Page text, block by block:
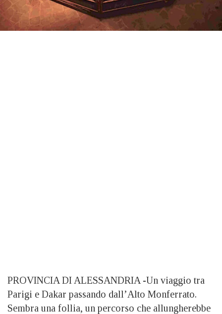
PROVINCIA DI ALESSANDRIA -Un viaggio tra
Parigi e Dakar passando dall’Alto Monferrato.
Sembra una follia, un percorso che allungherebbe